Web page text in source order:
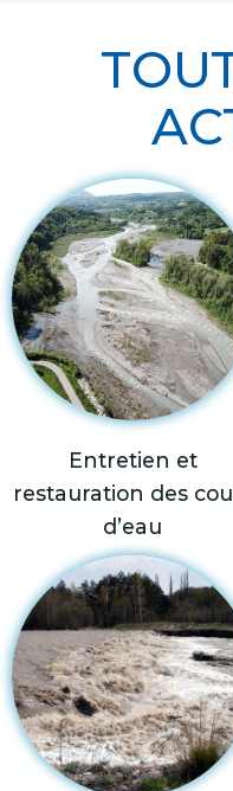
Entretien et
restauration des
d’eau